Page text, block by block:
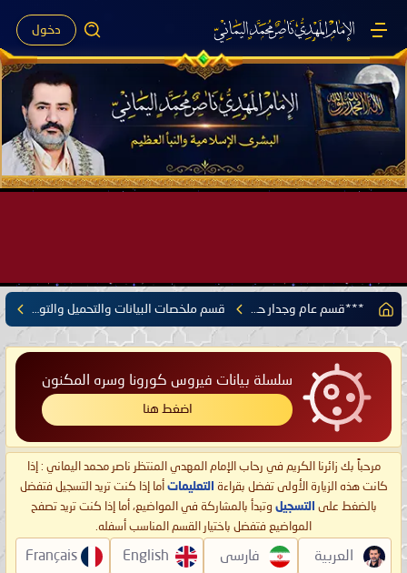
دخول
سلسلة بيانات فيروس كورونا وسره المكنون
اضغط هنا
مرحباً بك زائرنا الكريم في رحاب الإمام المهدي المنتظر ناصر محمد اليماني : إذا
كانت هذه الزيارة الأولى تفضل بقراءة التعليمات أما إذا كنت تريد التسجيل فتفضل
بالضغط على التسجيل وتبدأ بالمشاركة في المواضيع، أما إذا كنت تريد تصفح
المواضيع فتفضل باختيار القسم المناسب أسفله.
العربية فارسی English
Français